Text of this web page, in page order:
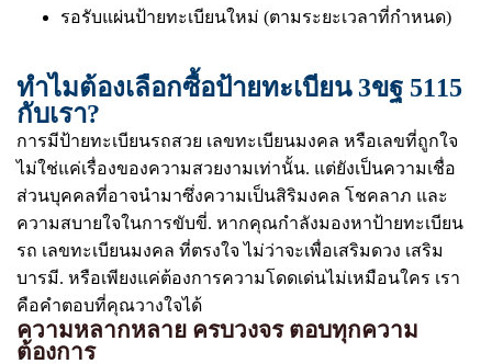
รอรับแผ่นป้ายทะเบียนใหม่ (ตามระยะเวลาที่กำหนด)
ทำไมต้องเลือกซื้อป้ายทะเบียน 3ขฐ 5115
กับเรา?
การมีป้ายทะเบียนรถสวย เลขทะเบียนมงคล หรือเลขที่ถูกใจ
ไม่ใช่แค่เรื่องของความสวยงามเท่านั้น. แต่ยังเป็นความเชื่อ
ส่วนบุคคลที่อาจนำมาซึ่งความเป็นสิริมงคล โชคลาภ และ
ความสบายใจในการขับขี่. หากคุณกำลังมองหาป้ายทะเบียน
รถ เลขทะเบียนมงคล ที่ตรงใจ ไม่ว่าจะเพื่อเสริมดวง เสริม
บารมี. หรือเพียงแค่ต้องการความโดดเด่นไม่เหมือนใคร เรา
คือคำตอบที่คุณวางใจได้
ความหลากหลาย ครบวงจร ตอบทุกความ
ต้องการ